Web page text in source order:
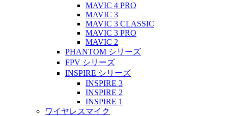
MAVIC 4 PRO
MAVIC 3
MAVIC 3 CLASSIC
MAVIC 3 PRO
MAVIC 2
PHANTOM シリーズ
FPV シリーズ
INSPIRE シリーズ
INSPIRE 3
INSPIRE 2
INSPIRE 1
ワイヤレスマイク